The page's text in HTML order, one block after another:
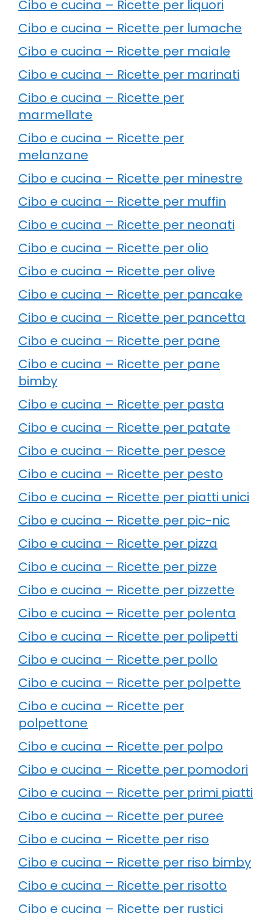
Cibo e cucina – Ricette per liquori
Cibo e cucina – Ricette per lumache
Cibo e cucina – Ricette per maiale
Cibo e cucina – Ricette per marinati
Cibo e cucina – Ricette per
marmellate
Cibo e cucina – Ricette per
melanzane
Cibo e cucina – Ricette per minestre
Cibo e cucina – Ricette per muffin
Cibo e cucina – Ricette per neonati
Cibo e cucina – Ricette per olio
Cibo e cucina – Ricette per olive
Cibo e cucina – Ricette per pancake
Cibo e cucina – Ricette per pancetta
Cibo e cucina – Ricette per pane
Cibo e cucina – Ricette per pane
bimby
Cibo e cucina – Ricette per pasta
Cibo e cucina – Ricette per patate
Cibo e cucina – Ricette per pesce
Cibo e cucina – Ricette per pesto
Cibo e cucina – Ricette per piatti unici
Cibo e cucina – Ricette per pic-nic
Cibo e cucina – Ricette per pizza
Cibo e cucina – Ricette per pizze
Cibo e cucina – Ricette per pizzette
Cibo e cucina – Ricette per polenta
Cibo e cucina – Ricette per polipetti
Cibo e cucina – Ricette per pollo
Cibo e cucina – Ricette per polpette
Cibo e cucina – Ricette per
polpettone
Cibo e cucina – Ricette per polpo
Cibo e cucina – Ricette per pomodori
Cibo e cucina – Ricette per primi piatti
Cibo e cucina – Ricette per puree
Cibo e cucina – Ricette per riso
Cibo e cucina – Ricette per riso bimby
Cibo e cucina – Ricette per risotto
Cibo e cucina – Ricette per rustici